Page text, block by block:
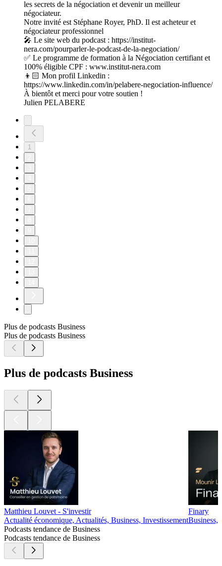
les secrets de la négociation et devenir un meilleur
négociateur.
Notre invité est Stéphane Royer, PhD. Il est acheteur et
négociateur professionnel
🎤 Le site web du podcast : https://institut-
nera.com/pourparler-le-podcast-de-la-negociation/
✅ Le programme de formation à la Négociation certifiant et
100% éligible CPF : www.institut-nera.com
👦🏻 Mon profil Linkedin :
https://www.linkedin.com/in/pelabere-negociation-influence/
À bientôt et merci pour votre soutien !
Julien PELABERE
1
Plus de podcasts Business
Plus de podcasts Business
Plus de podcasts Business
Matthieu Louvet - S'investir
Actualité économique, Actualités, Business, Investissement
Finary
Business,
Podcasts tendance de Business
Podcasts tendance de Business